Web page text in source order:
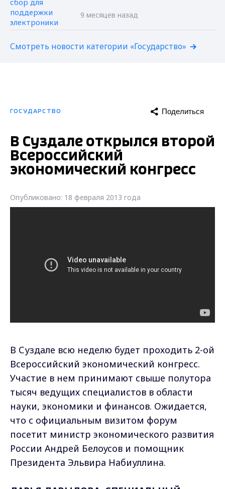
9 месяцев назад
Смотреть новости категории «Государство»
ГОСУДАРСТВО Поделиться
В Суздале открылся второй
Всероссийский
экономический конгресс
Опубликовано: 18 февраля 2013 года
В Суздале всю неделю будет проходить 2-ой
Всероссийский экономический конгресс.
Участие в нем принимают свыше полутора
тысяч ведущих специалистов в области
науки, экономики и финансов. Ожидается,
что с официальным визитом форум
посетит министр экономического развития
России Андрей Белоусов и помощник
Президента Эльвира Набиуллина.